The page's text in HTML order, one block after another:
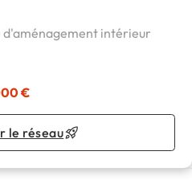
d'aménagement intérieur
€
le réseau